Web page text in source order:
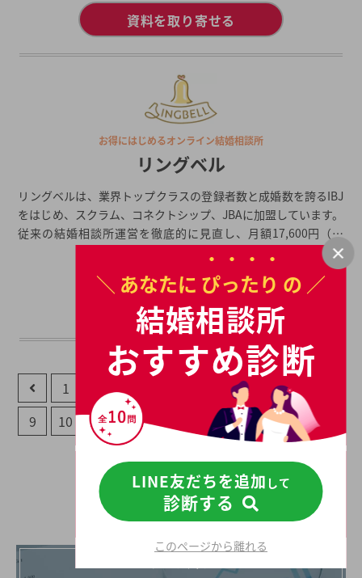
資料を取り寄せる
お得にはじめるオンライン結婚相談所
リングベル
リングベルは、業界トップクラスの登録者数と成婚数を誇るIBJ
をはじめ、スクラム、コネクトシップ、JBAに加盟しています。
従来の結婚相談所運営を徹底的に見直し、月額17,600円（税
込）のリーズナブルな価格でサービスをご提供。結婚相談所と
同等のサービスをオンラインでお得に試せる手軽さが特徴で
詳細を見る
資料を取り寄せる
1 6
8
9
10 ... 19 20
結婚相談所を探す
＼ あなたに ぴったり の ／
結婚相談所
おすすめ診断
LINE友だちを追加 して
診断する
このページから離れる